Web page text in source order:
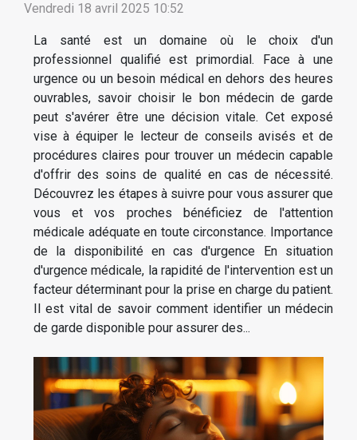
Vendredi 18 avril 2025 10:52
La santé est un domaine où le choix d'un
professionnel qualifié est primordial. Face à une
urgence ou un besoin médical en dehors des heures
ouvrables, savoir choisir le bon médecin de garde
peut s'avérer être une décision vitale. Cet exposé
vise à équiper le lecteur de conseils avisés et de
procédures claires pour trouver un médecin capable
d'offrir des soins de qualité en cas de nécessité.
Découvrez les étapes à suivre pour vous assurer que
vous et vos proches bénéficiez de l'attention
médicale adéquate en toute circonstance. Importance
de la disponibilité en cas d'urgence En situation
d'urgence médicale, la rapidité de l'intervention est un
facteur déterminant pour la prise en charge du patient.
Il est vital de savoir comment identifier un médecin
de garde disponible pour assurer des...